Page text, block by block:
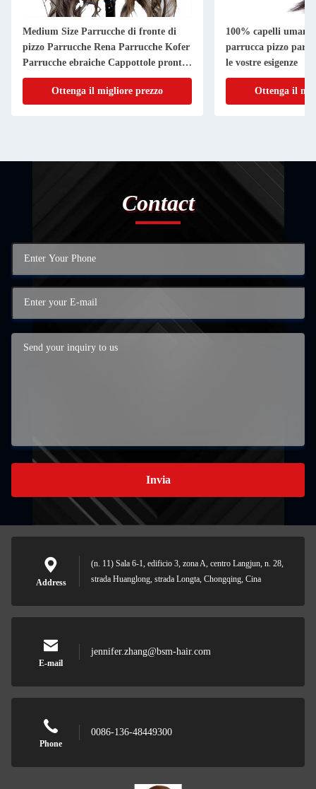
Medium Size Parrucche di fronte di
pizzo Parrucche Rena Parrucche Kofer
Parrucche ebraiche Cappottole pronte
per la spedizione 24 26 pollici
Ottenga il migliore prezzo
100% capelli umani
parrucca pizzo
le vostre esigenze
Ottenga il
Contact
Invia
Address
(n. 11) Sala 6-1, edificio 3, zona A, centro Langjun, n. 28,
strada Huanglong, strada Longta, Chongqing, Cina
E-mail
jennifer.zhang@bsm-hair.com
Phone
0086-136-48449300